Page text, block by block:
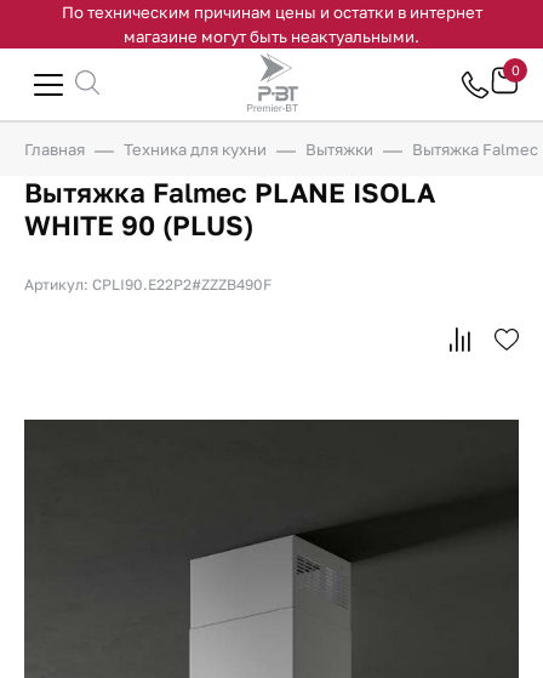
По техническим причинам цены и остатки в интернет
магазине могут быть неактуальными.
0
Главная Техника для кухни Вытяжки Вытяжка Falmec
Вытяжка Falmec PLANE ISOLA
WHITE 90 (PLUS)
Артикул: CPLI90.E22P2#ZZZB490F